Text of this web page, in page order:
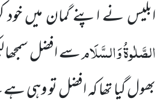
ابلیس نے اپنے گمان میں
الصَّلٰوۃُ وَالسَّلَامسے افضل سمجھا
بھول گیا تھا کہ افضل تو وہی